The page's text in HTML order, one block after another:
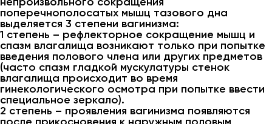
поперечнополосатых мышц тазового дна
выделяется 3 степени вагинизма:
1 степень – рефлекторное сокращение мышц и
спазм влагалища возникают только при попытке
введения полового члена или других предметов
(часто спазм гладкой мускулатуры стенок
влагалища происходит во время
гинекологического осмотра при попытке ввести
специальное зеркало).
2 степень – проявления вагинизма появляются